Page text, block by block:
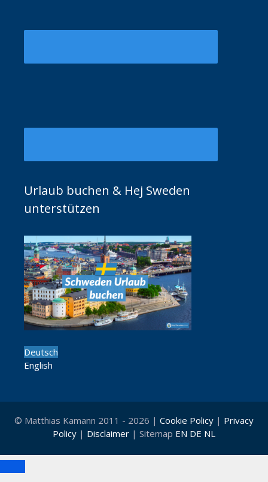
Urlaub buchen & Hej Sweden
unterstützen
Deutsch
English
© Matthias Kamann 2011 - 2026 | Cookie Policy | Privacy
Policy | Disclaimer | Sitemap EN DE NL
Schließen